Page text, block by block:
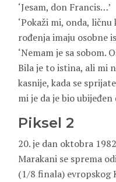
‘Jesam, don Francis…’
‘Pokaži mi, onda,
rođenja imaju osobne
‘Nemam je sa sobom.
Bila je to istina, ali mi
kasnije, kada se
mi je da je bio
Piksel 2
20. je dan oktobra
Marakani se sprema
(1/8 finala) evropskog